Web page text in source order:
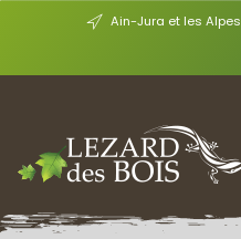
Ain-Jura et les Alpes